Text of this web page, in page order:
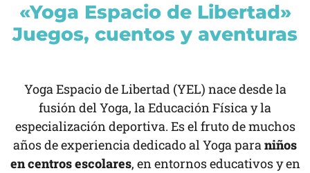
«Yoga Espacio de Libertad»
Juegos, cuentos y aventuras
Yoga Espacio de Libertad (YEL) nace desde la
fusión del Yoga, la Educación Física y la
especialización deportiva. Es el fruto de muchos
años de experiencia dedicado al Yoga paraniños
en centros escolares, en entornos educativos y en